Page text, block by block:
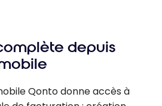
depuis
Qonto donne accès à